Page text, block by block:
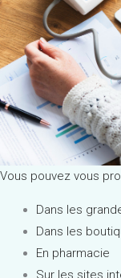
Vous pouvez vous
Dans les
Dans les
En pharmacie
Sur les sites